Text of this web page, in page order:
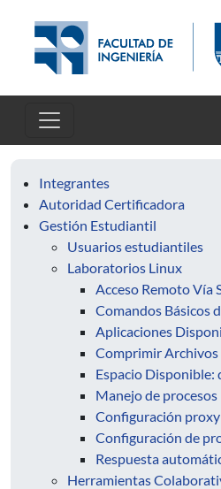
Integrantes
Autoridad Certificadora
Gestión Estudiantil
Usuarios estudiantiles
Laboratorios Linux
Acceso Remoto Vía
Comandos Básicos
Aplicaciones
Comprimir Archivos
Espacio Disponible:
Manejo de procesos
Configuración
Configuración de
Respuesta
Herramientas